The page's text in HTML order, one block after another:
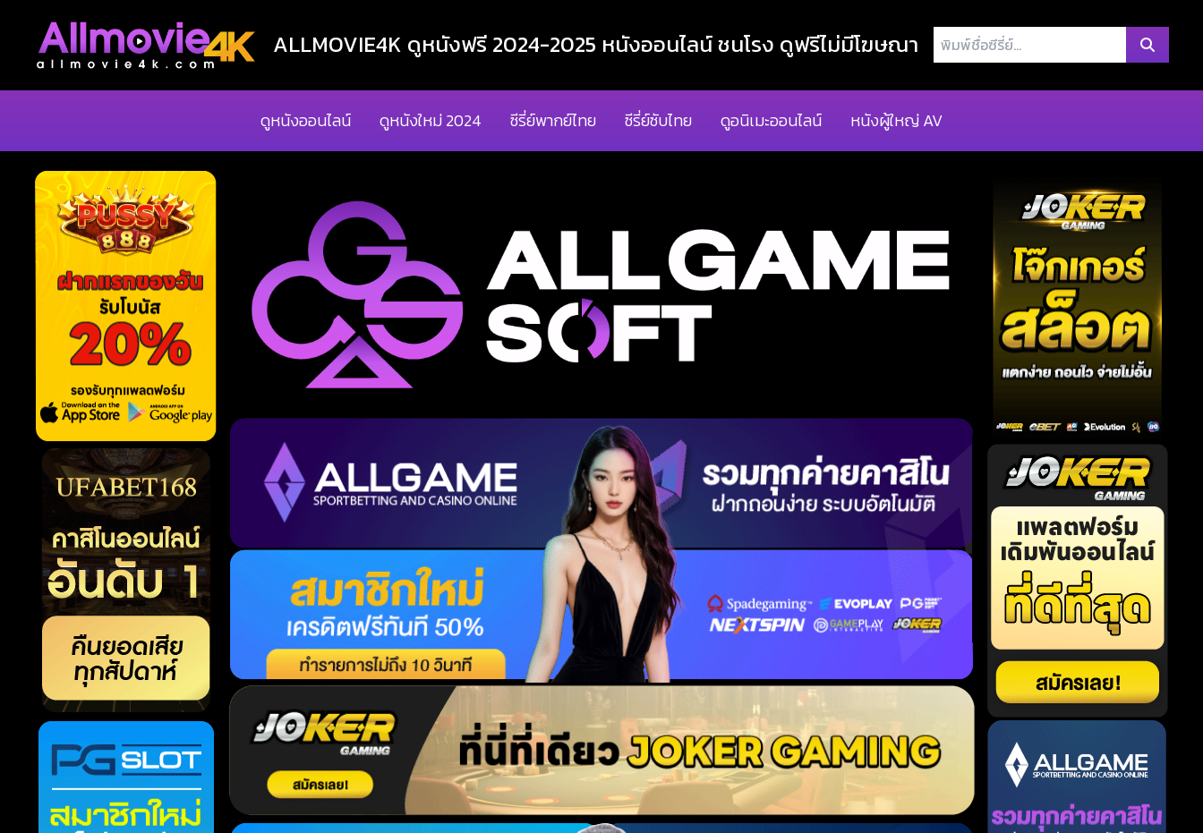
ALLMOVIE4K ดูหนังฟรี 2024-2025 หนังออนไลน์ ชนโรง ดูฟรีไม่มีโฆษณา
พิมพ์
ชื่อ
ย์...
ดูหนังออนไลน์ ดูหนังใหม่ 2024 ซีรี่ย์พากย์ไทย ซีรี่ย์ซับไทย ดูอนิเมะออนไลน์ หนังผู้ใหญ่ AV